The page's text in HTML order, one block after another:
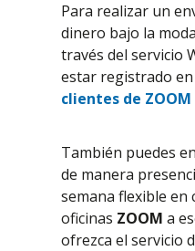
Para realizar un
dinero bajo la
través del servicio
estar registrado
clientes de
También puedes
de manera
semana flexible en
oficinas ZOOM a
ofrezca el servicio